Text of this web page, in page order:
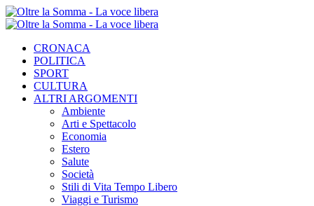
CRONACA
POLITICA
SPORT
CULTURA
ALTRI ARGOMENTI
Ambiente
Arti e Spettacolo
Economia
Estero
Salute
Società
Stili di Vita Tempo Libero
Viaggi e Turismo